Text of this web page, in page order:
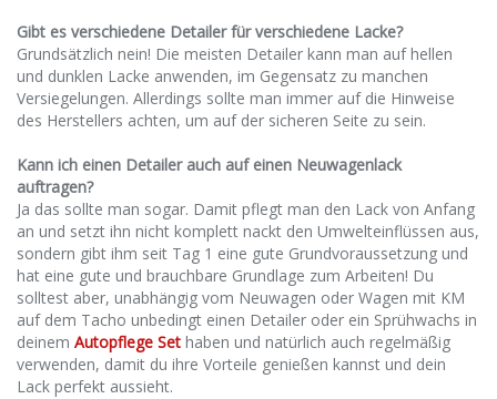
Gibt es verschiedene Detailer für verschiedene Lacke?
Grundsätzlich nein! Die meisten Detailer kann man auf hellen
und dunklen Lacke anwenden, im Gegensatz zu manchen
Versiegelungen. Allerdings sollte man immer auf die Hinweise
des Herstellers achten, um auf der sicheren Seite zu sein.
Kann ich einen Detailer auch auf einen Neuwagenlack
auftragen?
Ja das sollte man sogar. Damit pflegt man den Lack von Anfang
an und setzt ihn nicht komplett nackt den Umwelteinflüssen aus,
sondern gibt ihm seit Tag 1 eine gute Grundvoraussetzung und
hat eine gute und brauchbare Grundlage zum Arbeiten! Du
solltest aber, unabhängig vom Neuwagen oder Wagen mit KM
auf dem Tacho unbedingt einen Detailer oder ein Sprühwachs in
deinem Autopflege Set haben und natürlich auch regelmäßig
verwenden, damit du ihre Vorteile genießen kannst und dein
Lack perfekt aussieht.